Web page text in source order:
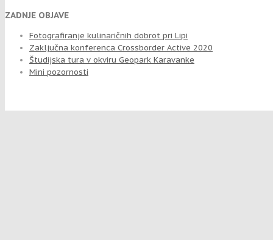
ZADNJE OBJAVE
Fotografiranje kulinaričnih dobrot pri Lipi
Zaključna konferenca Crossborder Active 2020
Študijska tura v okviru Geopark Karavanke
Mini pozornosti